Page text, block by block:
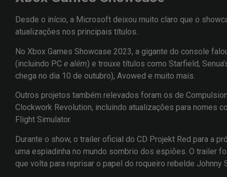
Desde o início, a Microsoft deixou muito claro que o
atualizações nos principais títulos.
No Xbox Games Showcase 2023, a gigante do console
(incluindo PC e além) e trouxe títulos como Starfield,
chega no dia 10 de outubro), Avowed e muito mais.
Outros projetos também relevados foram os de
Clockwork Revolution, incluindo atualizações para nomes
Flight Simulator.
Durante o show, o trailer oficial do CD Projekt Red para a
uma espiadinha no mundo sombrio dos espiões. O trailer
que volta para reprisar o papel do roqueiro rebelde Johnny